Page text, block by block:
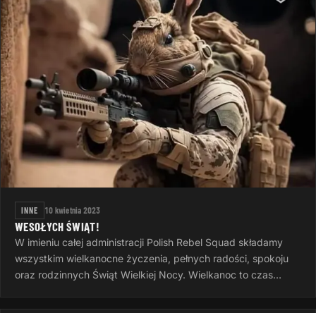
INNE 10 kwietnia 2023
WESOŁYCH ŚWIĄT!
W imieniu całej administracji Polish Rebel Squad składamy
wszystkim wielkanocne życzenia, pełnych radości, spokoju
oraz rodzinnych Świąt Wielkiej Nocy. Wielkanoc to czas